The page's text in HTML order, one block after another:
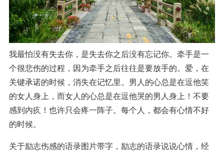
我最怕没有失去你，是失去你之后没有忘记你。牵手是一
个很悲伤的过程，因为牵手之后往往是要放手的。爱，在
关键承诺的时候，消失在记忆里。男人的心总是在逗他笑
的女人身上，而女人的心总是在逗他哭的男人身上！不要
感到内疚！也许只会疼一阵子。每个人，都会有心情不好
的时候。
关于励志伤感的语录图片带字，励志的语录说说心情，经